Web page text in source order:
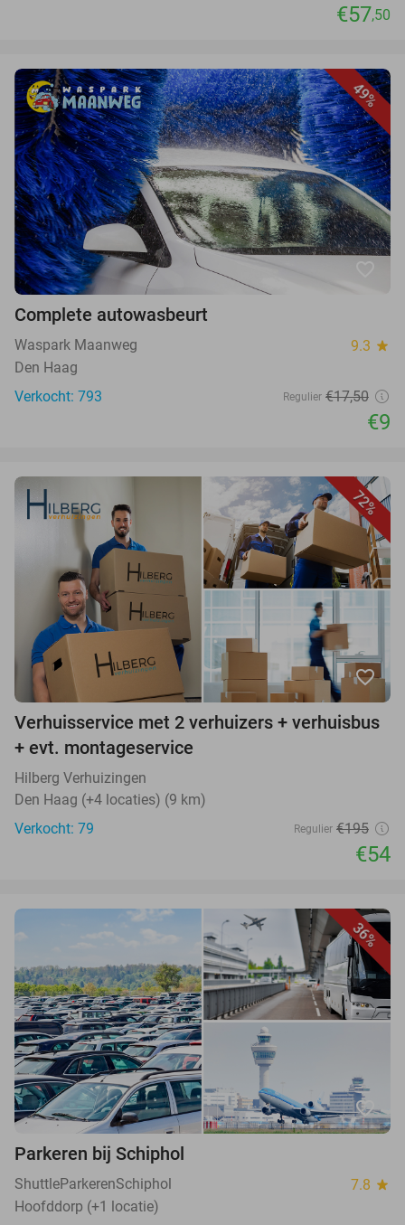
€57,50
49%
Complete autowasbeurt
Waspark Maanweg 9.3 star
Den Haag
Verkocht: 793
Regulier €17,50
€9
72%
favorite_border
Verhuisservice met 2 verhuizers + verhuisbus
+ evt. montageservice
Hilberg Verhuizingen
Den Haag (+4 locaties) (9 km)
Verkocht: 79
Regulier €195
€54
36%
favorite_border
Parkeren bij Schiphol
ShuttleParkerenSchiphol 7.8 star
Hoofddorp (+1 locatie)